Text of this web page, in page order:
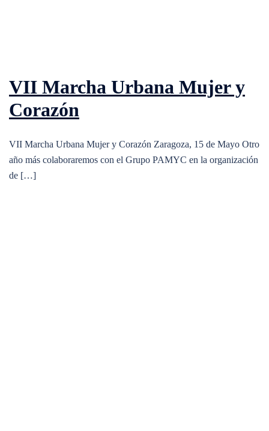
VII Marcha Urbana Mujer y
Corazón
VII Marcha Urbana Mujer y Corazón Zaragoza, 15 de Mayo Otro
año más colaboraremos con el Grupo PAMYC en la organización
de […]